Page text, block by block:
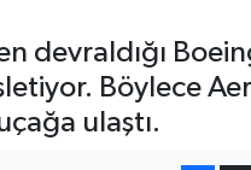
devraldığı
Böylece
ulaştı.